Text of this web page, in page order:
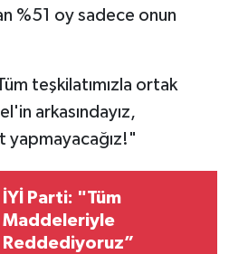
%51 oy sadece onun
teşkilatımızla ortak
arkasındayız,
yapmayacağız!"
İYİ Parti: "Tüm
Maddeleriyle
Reddediyoruz”